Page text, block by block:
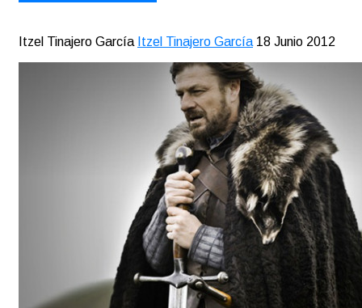
Itzel Tinajero García Itzel Tinajero García 18 Junio 2012